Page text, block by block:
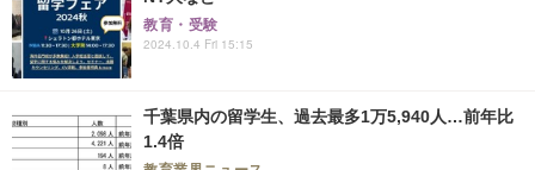
教育・受験
2024.10.4 Fri 15:15
千葉県内の留学生、過去最多1万5,940人…前年比
1.4倍